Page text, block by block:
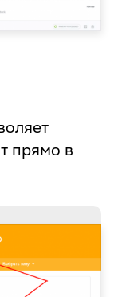
прямо в